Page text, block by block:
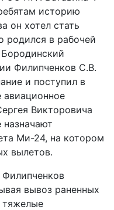
историю
он хотел стать
родился в рабочей
Филипченков С.В.
и поступил в
авиационное
Викторовича
назначают
Ми-24, на котором
вылетов.
вывоз раненных
тяжелые